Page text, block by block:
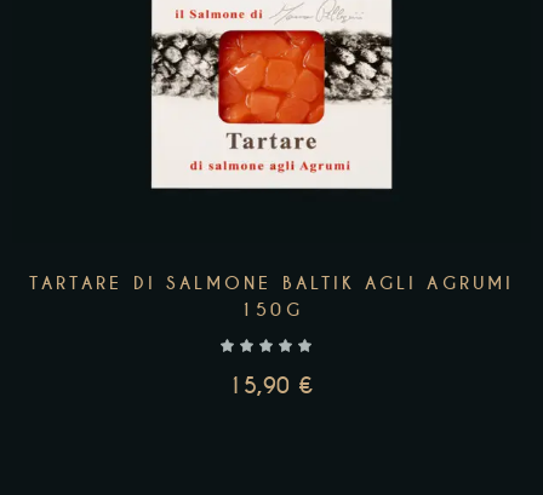
TARTARE DI SALMONE BALTIK AGLI AGRUMI
150G
15,90 €